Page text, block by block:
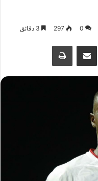
0
297